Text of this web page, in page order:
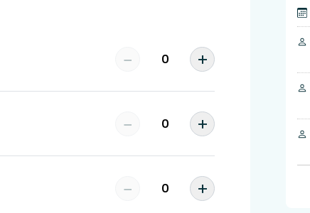
− ＋
− ＋
− ＋